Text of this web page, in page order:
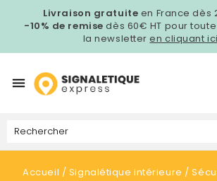
Livraison gratuite en France dès
-10% de remise dès 60€ HT pour
la newsletteren cliquant ici

Accueil Signalétique intérieure